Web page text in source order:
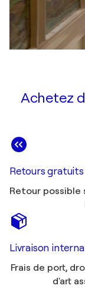
Achetez
Retours gratuits
Retour possible
Livraison
Frais de port,
d'art